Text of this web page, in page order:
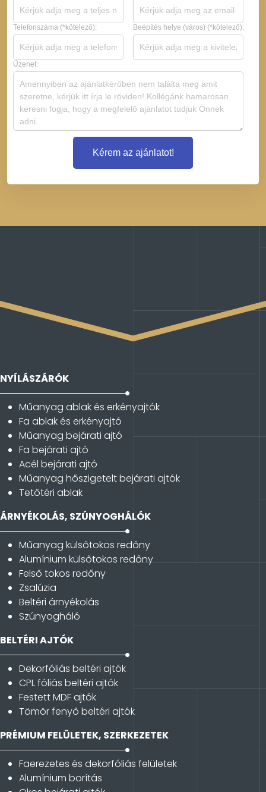
Telefonszáma (*kötelező): Beépítés helye (város) (*kötelező):
Üzenet:
Kérem az ajánlatot!
NYÍLÁSZÁRÓK
Műanyag ablak és erkényajtók
Fa ablak és erkényajtó
Műanyag bejárati ajtó
Fa bejárati ajtó
Acél bejárati ajtó
Műanyag hőszigetelt bejárati ajtók
Tetőtéri ablak
ÁRNYÉKOLÁS, SZÚNYOGHÁLÓK
Műanyag külsőtokos redőny
Alumínium külsőtokos redőny
Felső tokos redőny
Zsalúzia
Beltéri árnyékolás
Szúnyogháló
BELTÉRI AJTÓK
Dekorfóliás beltéri ajtók
CPL fóliás beltéri ajtók
Festett MDF ajtók
Tömör fenyő beltéri ajtók
PRÉMIUM FELÜLETEK, SZERKEZETEK
Faerezetes és dekorfóliás felületek
Alumínium borítás